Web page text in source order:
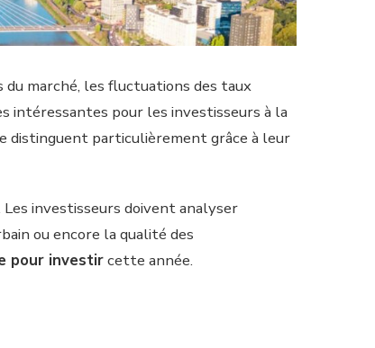
du marché, les fluctuations des taux
intéressantes pour les investisseurs à la
distinguent particulièrement grâce à leur
investisseurs doivent analyser
ou encore la qualité des
pour investircette année.